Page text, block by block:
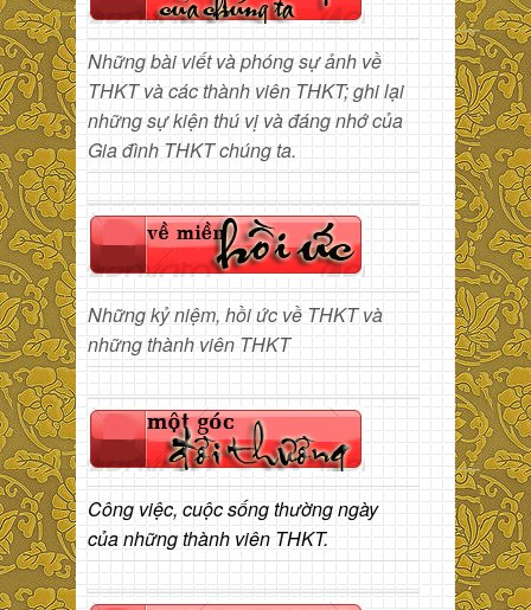
Những bài viết và phóng sự ảnh về
THKT và các thành viên THKT; ghi lại
những sự kiện thú vị và đáng nhớ của
Gia đình THKT chúng ta.
Những kỷ niệm, hồi ức về THKT và
những thành viên THKT
Công việc, cuộc sống thường ngày
của những thành viên THKT.